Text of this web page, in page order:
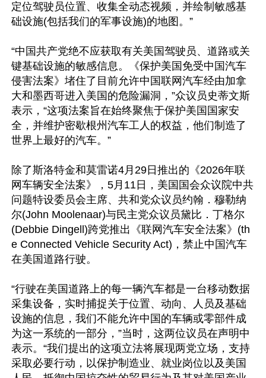
定位驾驶员位置、收集全动态视频，并绘制敏感基
础设施(包括我们的军事设施)的地图。”
“中国共产党绝不应获取有关美国驾驶员、道路或关
键基础设施的敏感信息。《保护美国免受中国汽车
侵害法案》堵住了目前允许中国联网汽车经由加拿
大和墨西哥进入美国的危险漏洞，”众议员史蒂文斯
表示，“这项法案旨在始终聚焦于保护美国国家安
全，并维护密歇根州汽车工人的权益，他们制造了
世界上最好的汽车。”
除了斯洛特金和莫雷诺4月29日推出的《2026年联
网车辆安全法案》，5月11日，美国国会众议院中共
问题特设委员会主席、共和党众议员约翰．穆勒纳
尔(John Moolenaar)与民主党众议员黛比．丁格尔
(Debbie Dingell)跨党推出《联网汽车安全法案》(th
e Connected Vehicle Security Act)，禁止中国汽车
在美国道路行驶。
“行驶在美国道路上的每一辆汽车都是一台移动数据
采集设备，实时捕捉关于位置、动向、人员及基础
设施的信息，我们不能允许中国的车辆或零部件成
为这一系统的一部分，”当时，这两位议员在声明中
表示。“我们提出的这项立法将展现两党立场，支持
采取必要行动，以保护制造业、就业岗位以及美国